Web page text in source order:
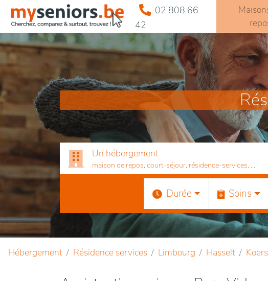
02 808 66
42
Un hébergement
maison de repos, court-séjour, résidence-services, ...
Durée Soins
Hébergement Résidence services Limbourg Hasselt